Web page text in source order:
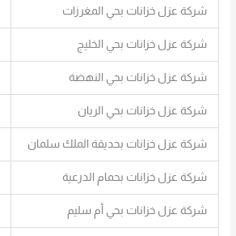
شركة عزل خزانات بحي المغرزات
شركة عزل خزانات بحي الخليج
شركة عزل خزانات بحي النهضة
شركة عزل خزانات بحي الريان
شركة عزل خزانات بحديقة الملك سلمان
شركة عزل خزانات بحمام الدرعية
شركة عزل خزانات بحي أم سليم